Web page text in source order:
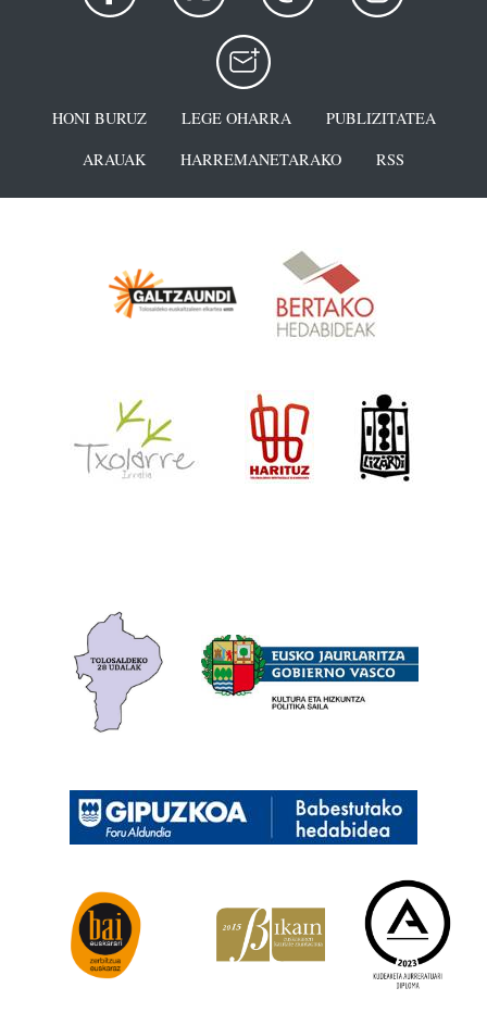
HONI BURUZ LEGE OHARRA
PUBLIZITATEA
ARAUAK
HARREMANETARAKO RSS